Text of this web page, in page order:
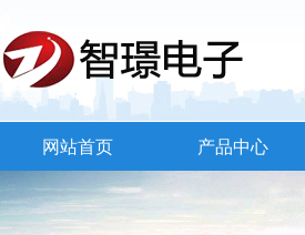
网站首页 产品中心